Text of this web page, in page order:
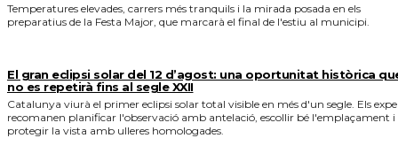
Temperatures elevades, carrers més tranquils i la mirada posada en els
preparatius de la Festa Major, que marcarà el final de l'estiu al municipi.
El gran eclipsi solar del 12 d’agost: una oportunitat històrica
no es repetirà fins al segle XXII
Catalunya viurà el primer eclipsi solar total visible en més d'un segle. Els
recomanen planificar l'observació amb antelació, escollir bé l'emplaçament i
protegir la vista amb ulleres homologades.